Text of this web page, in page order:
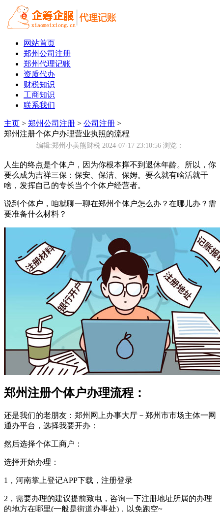
网站首页
郑州公司注册
郑州代理记账
资质代办
财税知识
工商知识
联系我们
主页 > 郑州公司注册 > 公司注册 >
郑州注册个体户办理营业执照的流程
编辑:郑州小美熊财税 2024-07-17 23:10:56 浏览：
人生的终点是个体户，因为你根本撑不到退休年龄。所以，你
要么成为吉祥三保：保安、保洁、保姆。要么就有啥活就干
啥，发挥自己的专长当个个体户经营者。
说到个体户，咱就聊一聊在郑州个体户怎么办？在哪儿办？需
要准备什么材料？
郑州注册个体户办理流程：
还是我们的老朋友：郑州网上办事大厅－郑州市市场主体一网
通办平台，选择我要开办：
然后选择个体工商户：
选择开始办理：
1，河南掌上登记APP下载，注册登录
2，需要办理的建议提前致电，咨询一下注册地址所属的办理
的地方在哪里(一般是街道办事处)，以免跑空~